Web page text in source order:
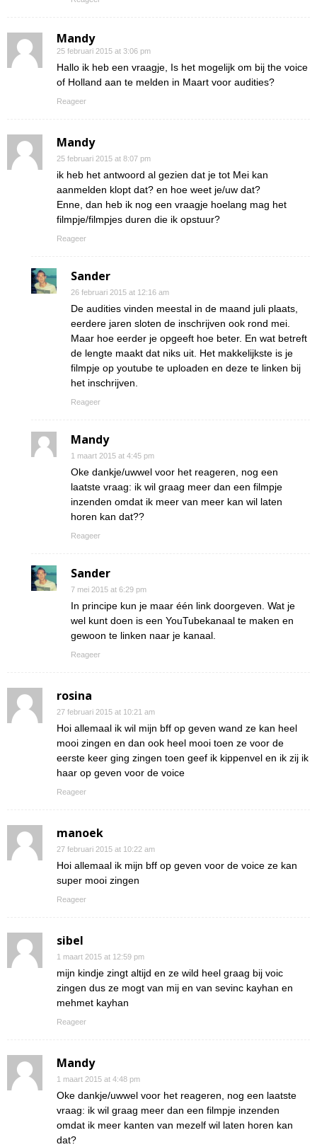
Mandy
25 februari 2015 at 3:06 pm
Hallo ik heb een vraagje, Is het mogelijk om bij the voice
of Holland aan te melden in Maart voor audities?
Reageer
Mandy
25 februari 2015 at 8:07 pm
ik heb het antwoord al gezien dat je tot Mei kan
aanmelden klopt dat? en hoe weet je/uw dat?
Enne, dan heb ik nog een vraagje hoelang mag het
filmpje/filmpjes duren die ik opstuur?
Reageer
Sander
26 februari 2015 at 12:16 am
De audities vinden meestal in de maand juli plaats,
eerdere jaren sloten de inschrijven ook rond mei.
Maar hoe eerder je opgeeft hoe beter. En wat betreft
de lengte maakt dat niks uit. Het makkelijkste is je
filmpje op youtube te uploaden en deze te linken bij
het inschrijven.
Reageer
Mandy
1 maart 2015 at 4:45 pm
Oke dankje/uwwel voor het reageren, nog een
laatste vraag: ik wil graag meer dan een filmpje
inzenden omdat ik meer van meer kan wil laten
horen kan dat??
Reageer
Sander
7 mei 2015 at 6:29 pm
In principe kun je maar één link doorgeven. Wat je
wel kunt doen is een YouTubekanaal te maken en
gewoon te linken naar je kanaal.
Reageer
rosina
27 februari 2015 at 10:21 am
Hoi allemaal ik wil mijn bff op geven wand ze kan heel
mooi zingen en dan ook heel mooi toen ze voor de
eerste keer ging zingen toen geef ik kippenvel en ik zij ik
haar op geven voor de voice
Reageer
manoek
27 februari 2015 at 10:22 am
Hoi allemaal ik mijn bff op geven voor de voice ze kan
super mooi zingen
Reageer
sibel
1 maart 2015 at 12:59 pm
mijn kindje zingt altijd en ze wild heel graag bij voic
zingen dus ze mogt van mij en van sevinc kayhan en
mehmet kayhan
Reageer
Mandy
1 maart 2015 at 4:48 pm
Oke dankje/uwwel voor het reageren, nog een laatste
vraag: ik wil graag meer dan een filmpje inzenden
omdat ik meer kanten van mezelf wil laten horen kan
dat?